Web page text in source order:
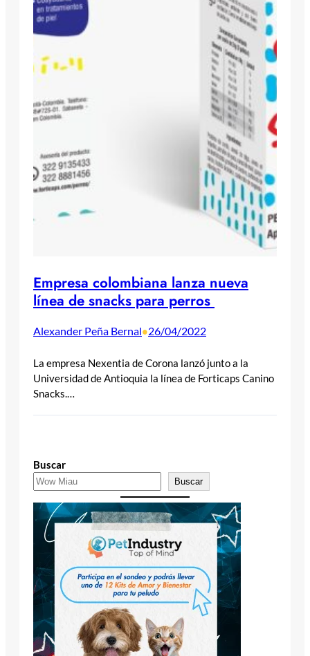
Empresa colombiana lanza nueva
línea de snacks para perros
Alexander Peña Bernal•26/04/2022
La empresa Nexentia de Corona lanzó junto a la
Universidad de Antioquia la línea de Forticaps Canino
Snacks.…
Buscar
Buscar